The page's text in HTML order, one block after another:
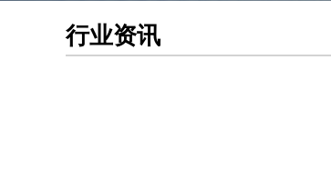
行业资讯